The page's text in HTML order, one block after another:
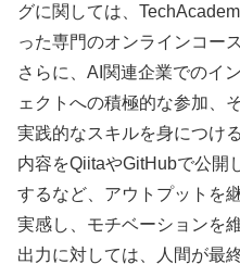
グに関しては、
った専門のオンラインコー
さらに、AI関連企業でのイ
ェクトへの積極的な参加、
実践的なスキルを身につけ
内容をQiitaやGitHubで公開
するなど、アウトプットを
実感し、モチベーションを
出力に対しては、人間が最